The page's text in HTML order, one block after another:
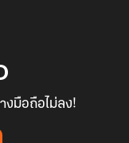
งมือถือไม่ลง!